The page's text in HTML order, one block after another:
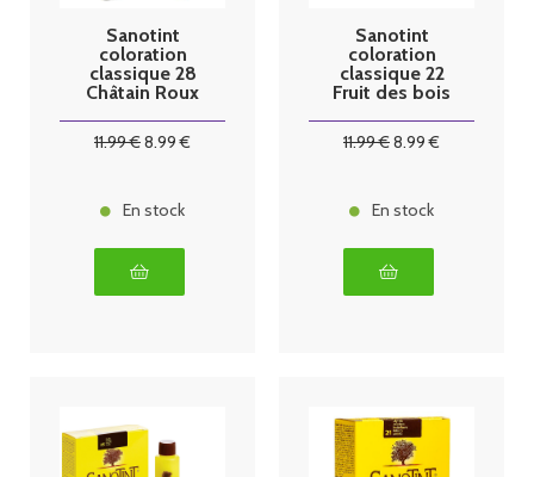
Sanotint
coloration
classique 28
Châtain Roux
11.99€8.99 €
En stock
Sanotint
coloration
classique 22
Fruit des bois
11.99€8.99 €
En stock